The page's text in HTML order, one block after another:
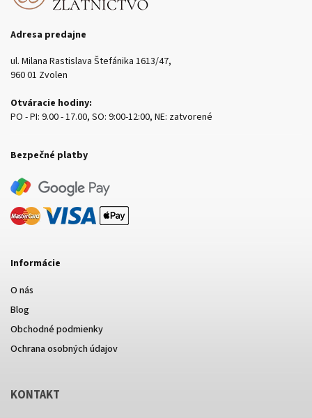
Adresa predajne
ul. Milana Rastislava Štefánika 1613/47,
960 01 Zvolen
Otváracie hodiny:
PO - PI: 9.00 - 17.00, SO: 9:00-12:00, NE: zatvorené
Bezpečné platby
Informácie
O nás
Blog
Obchodné podmienky
Ochrana osobných údajov
KONTAKT